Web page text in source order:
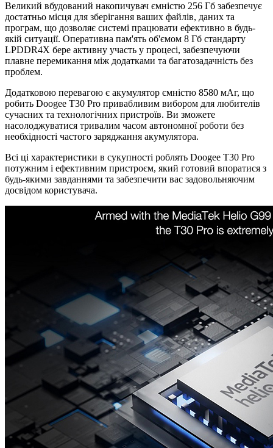
Великий вбудований накопичувач ємністю 256 Гб забезпечує
достатньо місця для зберігання ваших файлів, даних та
програм, що дозволяє системі працювати ефективно в будь-
якій ситуації. Оперативна пам'ять об'ємом 8 Гб стандарту
LPDDR4X бере активну участь у процесі, забезпечуючи
плавне перемикання між додатками та багатозадачність без
проблем.
Додатковою перевагою є акумулятор ємністю 8580 мАг, що
робить Doogee T30 Pro привабливим вибором для любителів
сучасних та технологічних пристроїв. Ви зможете
насолоджуватися тривалим часом автономної роботи без
необхідності частого заряджання акумулятора.
Всі ці характеристики в сукупності роблять Doogee T30 Pro
потужним і ефективним пристроєм, який готовий впоратися з
будь-якими завданнями та забезпечити вас задовольняючим
досвідом користувача.